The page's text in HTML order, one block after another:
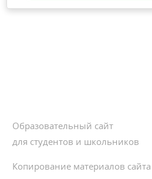
Образовательный сайт
для студентов и школьников
Копирование материалов